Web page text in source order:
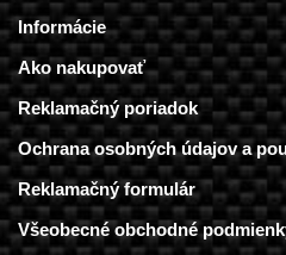
Informácie
Ako nakupovať
Reklamačný poriadok
Ochrana osobných údajov a
Reklamačný formulár
Všeobecné obchodné